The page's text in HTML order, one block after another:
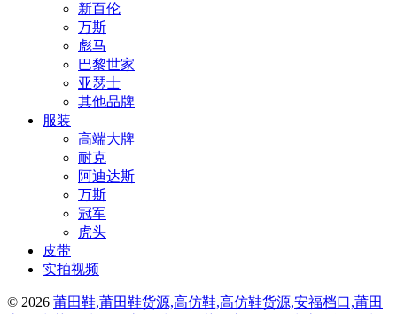
新百伦
万斯
彪马
巴黎世家
亚瑟士
其他品牌
服装
高端大牌
耐克
阿迪达斯
万斯
冠军
虎头
皮带
实拍视频
© 2026 莆田鞋,莆田鞋货源,高仿鞋,高仿鞋货源,安福档口,莆田